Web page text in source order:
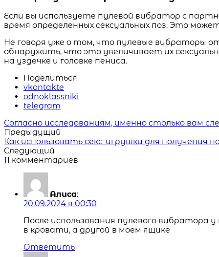
Если вы используете пулевой вибратор с
время определенных сексуальных поз. Это
Не говоря уже о том, что пулевые вибраторы
обнаружить, что это увеличивает их
на уздечке и головке пениса.
Поделиться
vkontakte
odnoklassniki
telegram
Читать
похожие
статьи
Согласно исследованиям, именно столько вам
Предыдущий
Как использовать секс-игрушки для получения
Следующий
11 комментариев
Алиса:
20.09.2024 в 00:30
После использования пулевого
в кровати, а другой в моем ящике
Ответить